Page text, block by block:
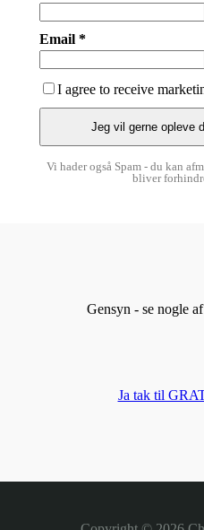
Email *
I agree to receive
Vi hader også Spam - du kan
bliver
Gensyn - se nogle
Ja tak til